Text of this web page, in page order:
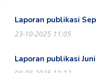
Laporan publikasi
23-10-2025 11:05
Laporan publikasi